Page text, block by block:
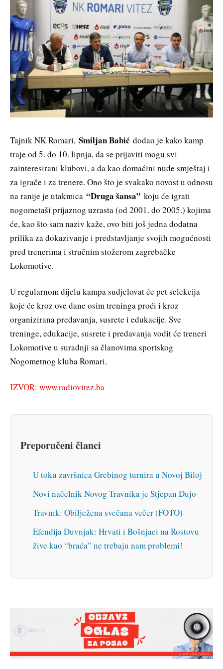
Tajnik NK Romari, Smiljan Babić dodao je kako kamp
traje od 5. do 10. lipnja, da se prijaviti mogu svi
zainteresirani klubovi, a da kao domaćini nude smještaj i
za igrače i za trenere. Ono što je svakako novost u odnosu
na ranije je utakmica “Druga šansa” koju će igrati
nogometaši prijaznog uzrasta (od 2001. do 2005.) kojima
će, kao što sam naziv kaže, ovo biti još jedna dodatna
prilika za dokazivanje i predstavljanje svojih mogućnosti
pred trenerima i stručnim stožerom zagrebačke
Lokomotive.
U regularnom dijelu kampa sudjelovat će pet selekcija
koje će kroz ove dane osim treninga proći i kroz
organizirana predavanja, susrete i edukacije. Sve
treninge, edukacije, susrete i predavanja vodit će treneri
Lokomotive u suradnji sa članovima sportskog
Nogometnog kluba Romari.
IZVOR: www.radiovitez.ba
Preporučeni članci
U toku završnica Grebinog turnira u Novoj Biloj
Novi načelnik Novog Travnika je Stjepan Dujo
Travnik: Obilježena svečana večer (FOTO)
Efendija Duvnjak: Hrvati i Bošnjaci na Rostovu
žive kao “braća” ne trebaju nam problemi!